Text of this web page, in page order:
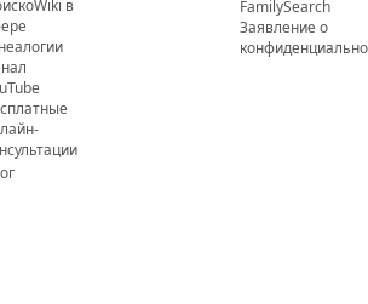
в
FamilySearch
Заявление о